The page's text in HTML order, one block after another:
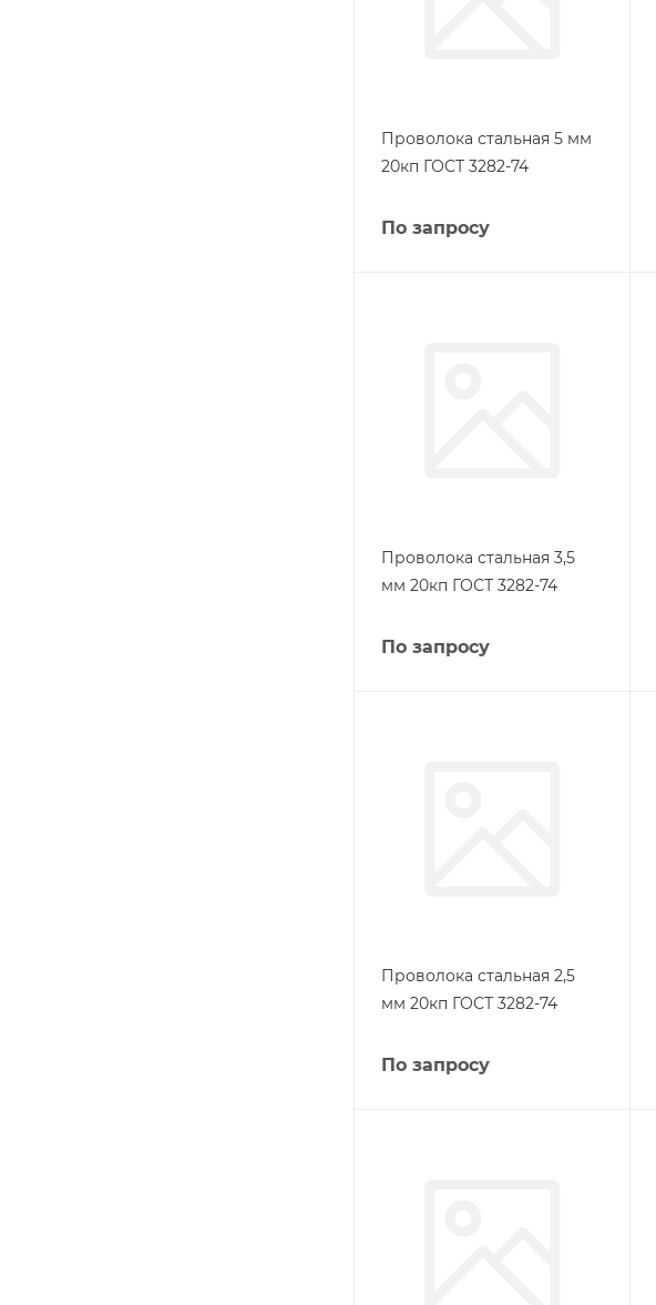
Проволока стальная 5 мм
20кп ГОСТ 3282-74
По запросу
Проволока стальная 3,5
мм 20кп ГОСТ 3282-74
По запросу
Проволока стальная 2,5
мм 20кп ГОСТ 3282-74
По запросу